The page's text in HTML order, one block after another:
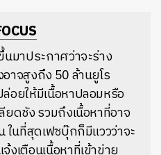
มาประกาศว่าจะร่าง
จสูงถึง 50 ล้านยูโร
อยให้มีเนื้อหาปลอมหรือ
ดชัง รวมถึงเนื้อหาที่อาจ
ในที่สุดเฟซบุ๊กก็มีแววว่าจะ
เตือนเนื้อหาที่เข้าข่าย